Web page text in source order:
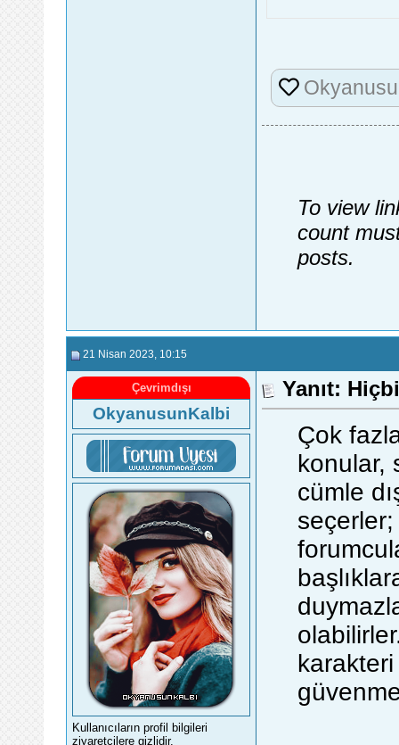
To view
count
posts.
21 Nisan 2023 , 10:15
Çevrimdışı
OkyanusunKalbi
Kullanıcıların profil bilgileri
ziyaretçilere gizlidir.
Yanıt:
Çok
konular,
cümle
karakteri